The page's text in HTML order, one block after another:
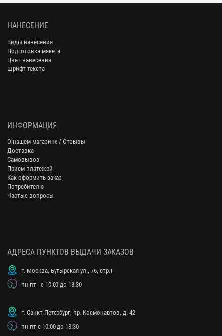
НАНЕСЕНИЕ
Виды нанесения
Подготовка макета
Цвет нанесения
Шрифт текста
ИНФОРМАЦИЯ
О нашем магазине / Отзывы
Доставка
Самовывоз
Прием платежей
Как оформить заказ
Потребителю
Частые вопросы
АДРЕСА ПУНКТОВ ВЫДАЧИ ЗАКАЗОВ
г. Москва, Бутырская ул., 76, стр.1
пн-пт - с 10:00 до 18:30
г. Санкт-Петербург, пр. Космонавтов, д. 42
пн-пт с 10:00 до 18:30